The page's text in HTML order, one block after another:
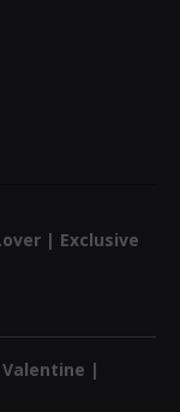
| Exclusive
Valentine |